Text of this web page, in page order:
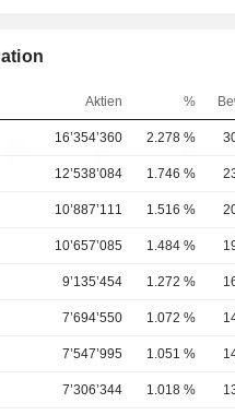
Aktien %
16’354’360 2.278 %
12’538’084 1.746 %
10’887’111 1.516 %
10’657’085 1.484 %
9’135’454 1.272 %
7’694’550 1.072 %
7’547’995 1.051 %
7’306’344 1.018 %